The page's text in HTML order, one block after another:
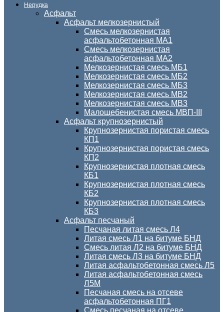
Нерудка
Асфальт
Асфальт мелкозернистый
Смесь мелкозернистая
асфальтобетонная МА1
Смесь мелкозернистая
асфальтобетонная МА2
Мелкозернистая смесь МБ1
Мелкозернистая смесь МБ2
Мелкозернистая смесь МБ3
Мелкозернистая смесь МВ2
Мелкозернистая смесь МВ3
Малощебенистая смесь МВП-III
Асфальт крупнозернистый
Крупнозернистая пористая смесь
КП1
Крупнозернистая пористая смесь
КП2
Крупнозернистая плотная смесь
КБ1
Крупнозернистая плотная смесь
КБ2
Крупнозернистая плотная смесь
КБ3
Асфальт песчаный
Песчаная литая смесь Л4
Литая смесь Л1 на битуме БНД
Смесь литая Л2 на битуме БНД
Литая смесь Л3 на битуме БНД
Литая асфальтобетонная смесь Л5
Литая асфальтобетонная смесь
Л5М
Песчаная смесь на отсеве
асфальтобетонная ПГ1
Смесь песчаная на отсеве